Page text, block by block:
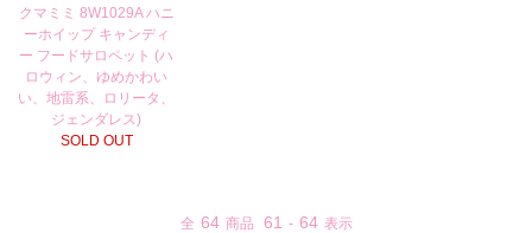
クマミミ 8W1029A ハニ
ーホイップ キャンディ
ー フードサロペット (ハ
ロウィン、ゆめかわい
い、地雷系、ロリータ、
ジェンダレス)
SOLD OUT
全 64 商品 61 - 64 表示